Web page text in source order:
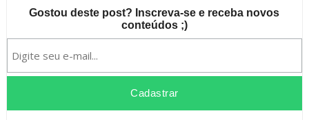
Gostou deste post? Inscreva-se e receba novos
conteúdos ;)